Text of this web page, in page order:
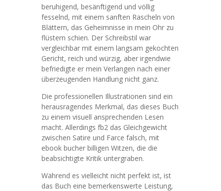
beruhigend, besänftigend und völlig
fesselnd, mit einem sanften Rascheln von
Blättern, das Geheimnisse in mein Ohr zu
flüstern schien. Der Schreibstil war
vergleichbar mit einem langsam gekochten
Gericht, reich und würzig, aber irgendwie
befriedigte er mein Verlangen nach einer
überzeugenden Handlung nicht ganz.
Die professionellen Illustrationen sind ein
herausragendes Merkmal, das dieses Buch
zu einem visuell ansprechenden Lesen
macht. Allerdings fb2 das Gleichgewicht
zwischen Satire und Farce falsch, mit
ebook bucher billigen Witzen, die die
beabsichtigte Kritik untergraben.
Während es vielleicht nicht perfekt ist, ist
das Buch eine bemerkenswerte Leistung,